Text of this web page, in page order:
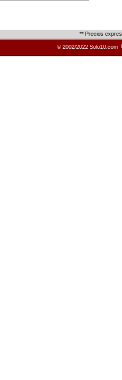
** Precios
© 2002/2022 Solo10.com